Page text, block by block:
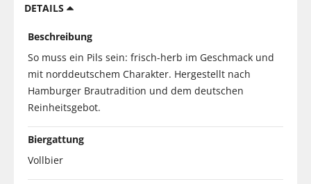
DETAILS
Beschreibung
So muss ein Pils sein: frisch-herb im Geschmack und
mit norddeutschem Charakter. Hergestellt nach
Hamburger Brautradition und dem deutschen
Reinheitsgebot.
Biergattung
Vollbier